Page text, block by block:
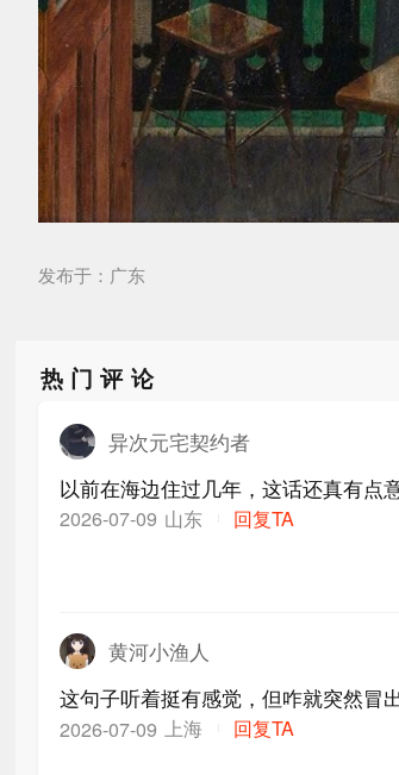
发布于：广东
热门评论
异次元宅契约者
以前在海边住过几年，这话还真有点
2026-07-09 山东 回复TA
黄河小渔人
这句子听着挺有感觉，但咋就突然冒
2026-07-09 上海 回复TA